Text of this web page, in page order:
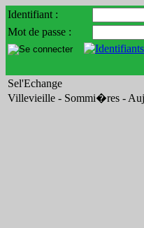
Identifiant :
Mot de passe :
Sel'Echange
Villevieille - Sommi�res -